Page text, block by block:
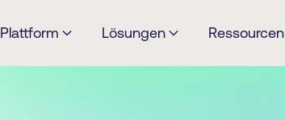
Plattform Lösungen Ressourcen